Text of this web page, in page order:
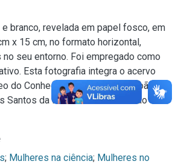
branco, revelada em papel fosco, em
x 15 cm, no formato horizontal,
seu entorno. Foi empregado como
Esta fotografia integra o acervo
do Conhecimento Professor João
Santos da Biblioteca Central. Não
; Mulheres na ciência; Mulheres no